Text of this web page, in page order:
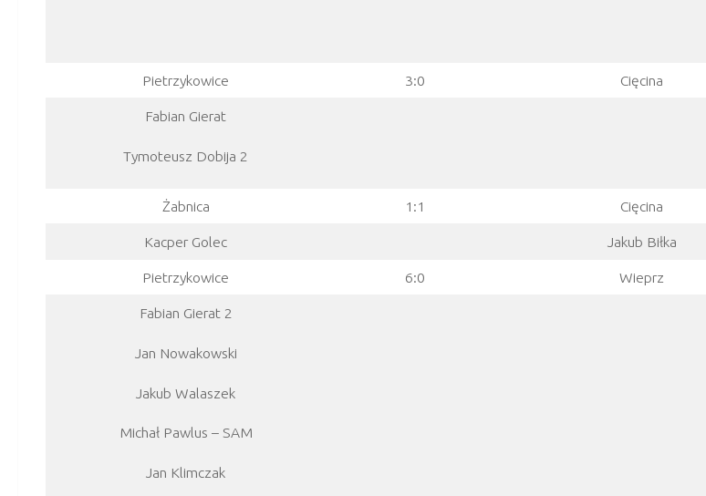
Pietrzykowice 3:0 Cięcina
Fabian Gierat
Tymoteusz Dobija 2
Żabnica 1:1 Cięcina
Kacper Golec Jakub Biłka
Pietrzykowice 6:0 Wieprz
Fabian Gierat 2
Jan Nowakowski
Jakub Walaszek
Michał Pawlus – SAM
Jan Klimczak